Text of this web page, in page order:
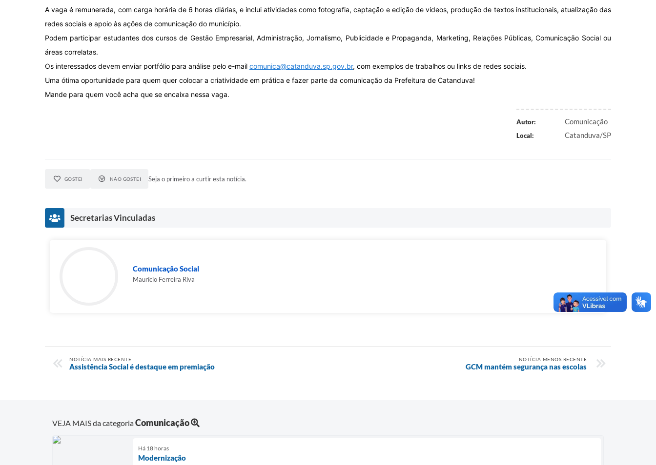
A vaga é remunerada, com carga horária de 6 horas diárias, e inclui atividades como fotografia, captação e edição de vídeos, produção de textos institucionais, atualização das
redes sociais e apoio às ações de comunicação do município.
Podem participar estudantes dos cursos de Gestão Empresarial, Administração, Jornalismo, Publicidade e Propaganda, Marketing, Relações Públicas, Comunicação Social ou
áreas correlatas.
Os interessados devem enviar portfólio para análise pelo e-mail comunica@catanduva.sp.gov.br, com exemplos de trabalhos ou links de redes sociais.
Uma ótima oportunidade para quem quer colocar a criatividade em prática e fazer parte da comunicação da Prefeitura de Catanduva!
Mande para quem você acha que se encaixa nessa vaga.
Autor: Comunicação
Local: Catanduva/SP
GOSTEI NÃO GOSTEI Seja o primeiro a curtir esta notícia.
Secretarias Vinculadas
Comunicação Social
Maurício Ferreira Riva
NOTÍCIA MAIS RECENTE
Assistência Social é destaque em premiação
NOTÍCIA MENOS RECENTE
GCM mantém segurança nas escolas
VEJA MAIS da categoriaComunicação
Há 18 horas
Modernização